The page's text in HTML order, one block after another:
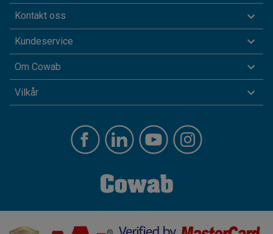
Kontakt oss
Kundeservice
Om Cowab
Vilkår